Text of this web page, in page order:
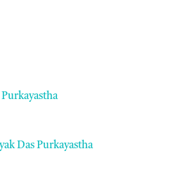
Purkayastha
Das Purkayastha